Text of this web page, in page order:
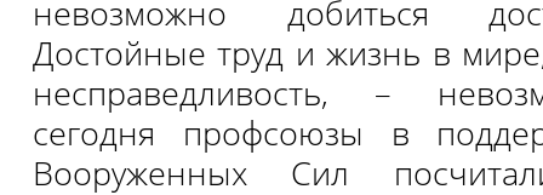
невозможно добиться
Достойные труд и жизнь в
несправедливость, –
сегодня профсоюзы в
Вооруженных Сил